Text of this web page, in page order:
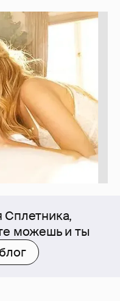
Сплетника,
можешь и ты